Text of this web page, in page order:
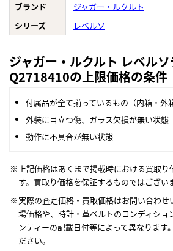
ブランド
ジャガー・ルクルト
シリーズ
レベルソ
ジャガー・ルクルト レベル
Q2718410の上限価格の条件
付属品が全て揃っているもの（内箱・外
外装に目立つ傷、ガラス欠損が無い状態
動作に不具合が無い状態
上記価格はあくまで掲載時における買取
す。買取り価格を保証するものではござい
実際の査定価格・買取価格はお問い合わ
場価格や、時計・革ベルトのコンディショ
ンティーの記載日付等によって異なります
ださい。